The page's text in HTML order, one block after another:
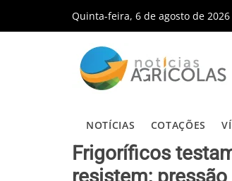
Quinta-feira, 6 de agosto de 2026
NOTÍCIAS COTAÇÕES
Frigoríficos